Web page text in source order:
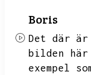
Boris
Det där
bilden här
exempel